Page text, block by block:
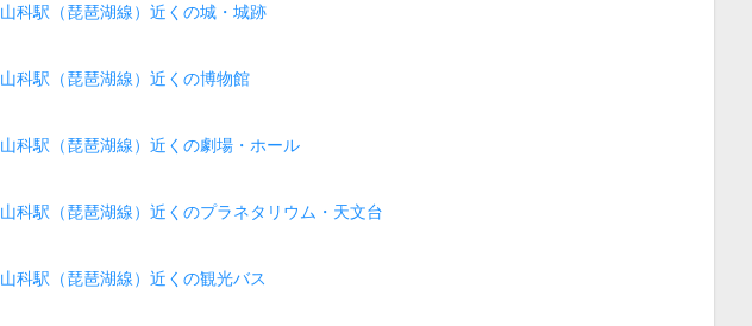
山科駅（琵琶湖線）近くの城・城跡
山科駅（琵琶湖線）近くの博物館
山科駅（琵琶湖線）近くの劇場・ホール
山科駅（琵琶湖線）近くのプラネタリウム・天文台
山科駅（琵琶湖線）近くの観光バス